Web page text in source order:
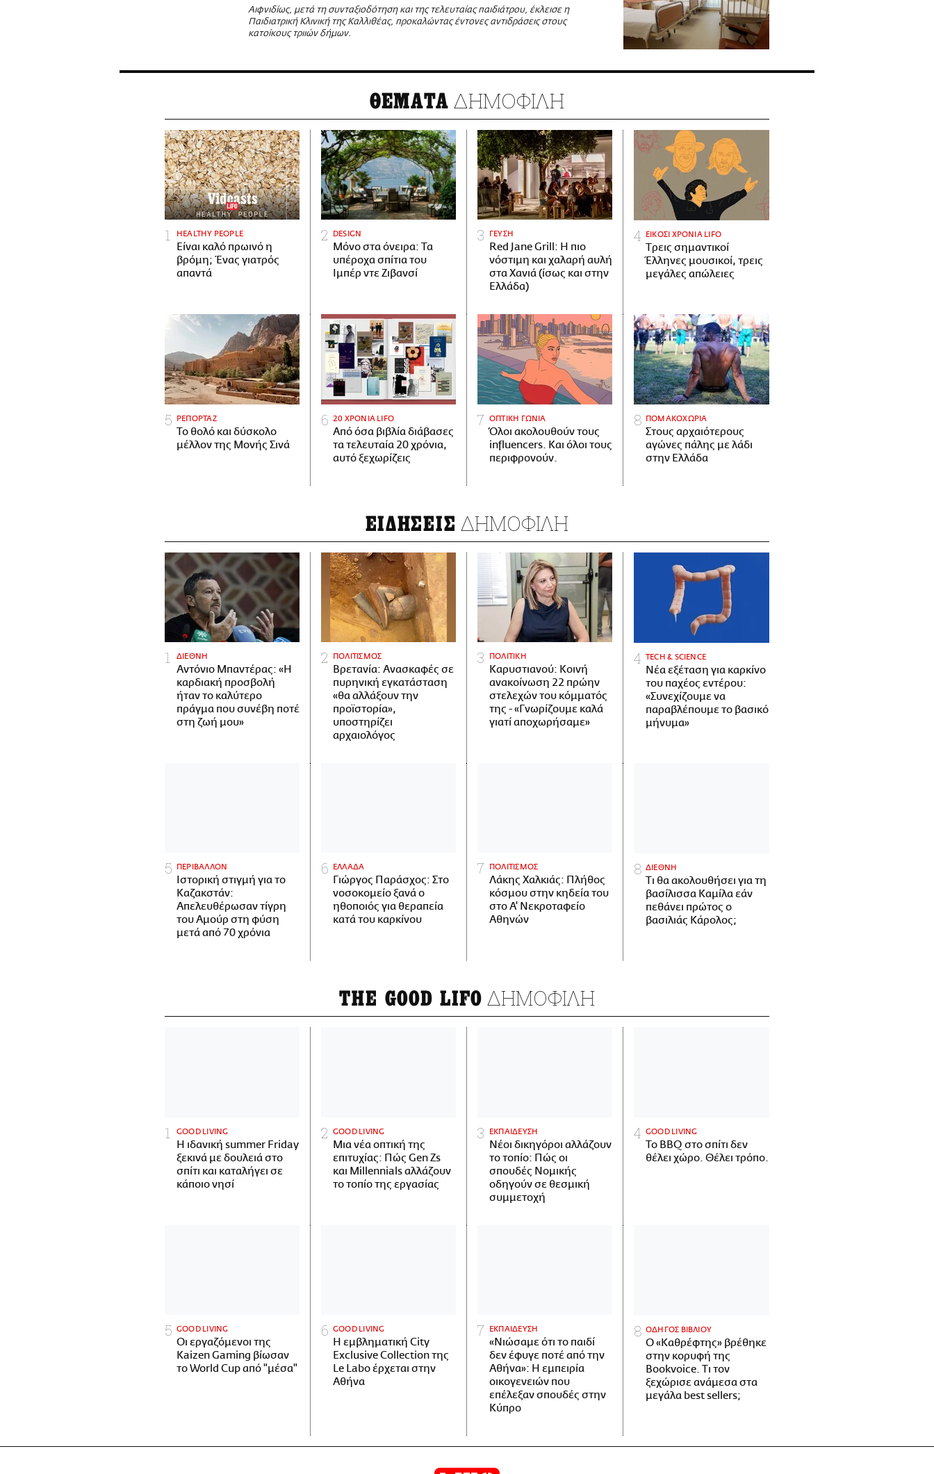
Αιφνιδίως, μετά τη συνταξιοδότηση και της τελευταίας παιδιάτρου, έκλεισε η
Παιδιατρική Κλινική της Καλλιθέας, προκαλώντας έντονες αντιδράσεις στους
κατοίκους τριιών δήμων.
ΘΕΜΑΤΑ ΔΗΜΟΦΙΛΗ
HEALTHY PEOPLE
Είναι καλό πρωινό η
βρόμη; Ένας γιατρός
απαντά
DESIGN
Μόνο στα όνειρα: Τα
υπέροχα σπίτια του
Ιμπέρ ντε Ζιβανσί
ΓΕΥΣΗ
Red Jane Grill: Η πιο
νόστιμη και χαλαρή αυλή
στα Χανιά (ίσως και στην
Ελλάδα)
ΕΙΚΟΣΙ ΧΡΟΝΙΑ LIFO
Tρεις σημαντικοί
Έλληνες μουσικοί, τρεις
μεγάλες απώλειες
ΡΕΠΟΡΤΑΖ
Το θολό και δύσκολο
μέλλον της Μονής Σινά
20 ΧΡΟΝΙΑ LIFO
Από όσα βιβλία διάβασες
τα τελευταία 20 χρόνια,
αυτό ξεχωρίζεις
ΟΠΤΙΚΗ ΓΩΝΙΑ
Όλοι ακολουθούν τους
influencers. Και όλοι τους
περιφρονούν.
ΠΟΜΑΚΟΧΩΡΙΑ
Στους αρχαιότερους
αγώνες πάλης με λάδι
στην Ελλάδα
ΕΙΔΗΣΕΙΣ ΔΗΜΟΦΙΛΗ
ΔΙΕΘΝΗ
Αντόνιο Μπαντέρας: «Η
καρδιακή προσβολή
ήταν το καλύτερο
πράγμα που συνέβη ποτέ
στη ζωή μου»
ΠΟΛΙΤΙΣΜΟΣ
Βρετανία: Ανασκαφές σε
πυρηνική εγκατάσταση
«θα αλλάξουν την
προϊστορία»,
υποστηρίζει
αρχαιολόγος
ΠΟΛΙΤΙΚΗ
Καρυστιανού: Κοινή
ανακοίνωση 22 πρώην
στελεχών του κόμματός
της - «Γνωρίζουμε καλά
γιατί αποχωρήσαμε»
ΤECH & SCIENCE
Νέα εξέταση για καρκίνο
του παχέος εντέρου:
«Συνεχίζουμε να
παραβλέπουμε το βασικό
μήνυμα»
ΠΕΡΙΒΑΛΛΟΝ
Ιστορική στιγμή για το
Καζακστάν:
Απελευθέρωσαν τίγρη
του Αμούρ στη φύση
μετά από 70 χρόνια
ΕΛΛΑΔΑ
Γιώργος Παράσχος: Στο
νοσοκομείο ξανά ο
ηθοποιός για θεραπεία
κατά του καρκίνου
ΠΟΛΙΤΙΣΜΟΣ
Λάκης Χαλκιάς: Πλήθος
κόσμου στην κηδεία του
στο Α' Νεκροταφείο
Αθηνών
ΔΙΕΘΝΗ
Τι θα ακολουθήσει για τη
βασίλισσα Καμίλα εάν
πεθάνει πρώτος ο
βασιλιάς Κάρολος;
THE GOOD LIFO ΔΗΜΟΦΙΛΗ
GOOD LIVING
Η ιδανική summer Friday
ξεκινά με δουλειά στο
σπίτι και καταλήγει σε
κάποιο νησί
GOOD LIVING
Μια νέα οπτική της
επιτυχίας: Πώς Gen Zs
και Millennials αλλάζουν
το τοπίο της εργασίας
ΕΚΠΑΙΔΕΥΣΗ
Νέοι δικηγόροι αλλάζουν
το τοπίο: Πώς οι
σπουδές Νομικής
οδηγούν σε θεσμική
συμμετοχή
GOOD LIVING
Το BBQ στο σπίτι δεν
θέλει χώρο. Θέλει τρόπο.
GOOD LIVING
Οι εργαζόμενοι της
Kaizen Gaming βίωσαν
το World Cup από "μέσα"
GOOD LIVING
Η εμβληματική City
Exclusive Collection της
Le Labo έρχεται στην
Αθήνα
ΕΚΠΑΙΔΕΥΣΗ
«Νιώσαμε ότι το παιδί
δεν έφυγε ποτέ από την
Αθήνα»: Η εμπειρία
οικογενειών που
επέλεξαν σπουδές στην
Κύπρο
ΟΔΗΓΟΣ ΒΙΒΛΙΟΥ
Ο «Καθρέφτης» βρέθηκε
στην κορυφή της
Bookvoice. Τι τον
ξεχώρισε ανάμεσα στα
μεγάλα best sellers;